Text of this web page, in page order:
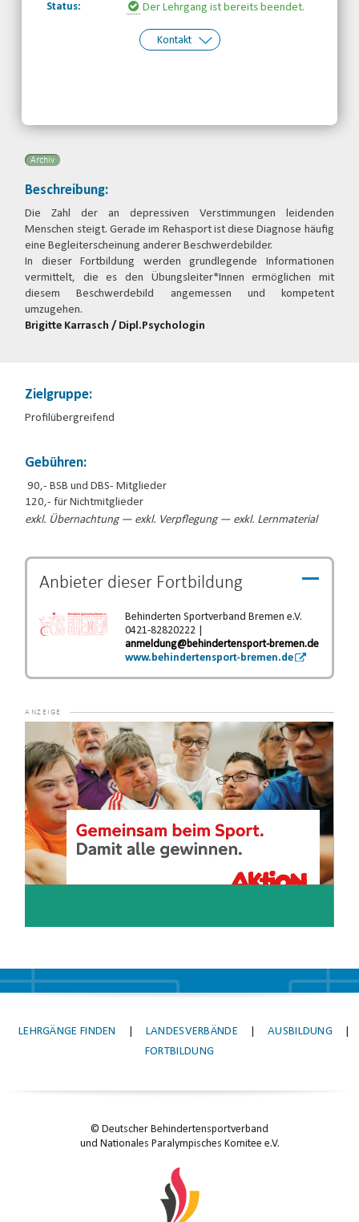
Status: Der Lehrgang ist bereits beendet.
Kontakt
Archiv
Beschreibung:
Die Zahl der an depressiven Verstimmungen leidenden
Menschen steigt. Gerade im Rehasport ist diese Diagnose häufig
eine Begleiterscheinung anderer Beschwerdebilder.
In dieser Fortbildung werden grundlegende Informationen
vermittelt, die es den Übungsleiter*Innen ermöglichen mit
diesem Beschwerdebild angemessen und kompetent
umzugehen.
Brigitte Karrasch / Dipl.Psychologin
Zielgruppe:
Profilübergreifend
Gebühren:
90,- BSB und DBS- Mitglieder
120,- für Nichtmitglieder
exkl. Übernachtung — exkl. Verpflegung — exkl. Lernmaterial
Anbieter dieser Fortbildung
Behinderten Sportverband Bremen e.V.
0421-82820222 |
anmeldung@behindertensport-bremen.de
www.behindertensport-bremen.de
Player
LEHRGÄNGE FINDEN LANDESVERBÄNDE AUSBILDUNG
FORTBILDUNG
© Deutscher Behindertensportverband
und Nationales Paralympisches Komitee e.V.